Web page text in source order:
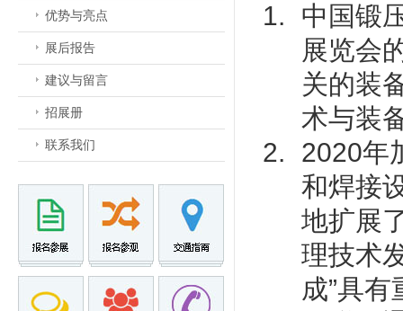
优势与亮点
展后报告
建议与留言
招展册
联系我们
中国锻
展览会
关的装
术与装
2020年
和焊接
地扩展
理技术
成”具